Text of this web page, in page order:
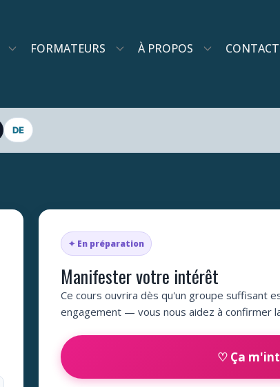
FORMATEURS À PROPOS
CONTACT
DE
✦ En préparation
Manifester votre intérêt
Ce cours ouvrira dès qu'un groupe suffisant
engagement — vous nous aidez à confirmer
♡ Ça